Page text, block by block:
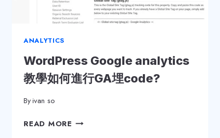
ANALYTICS
WordPress Google analytics
教學如何進行GA埋code?
Byivan so
READ MORE WORDPRESS